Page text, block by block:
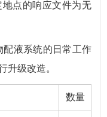
点的响应文件为无
配液系统的日常工作
升级改造。
数量